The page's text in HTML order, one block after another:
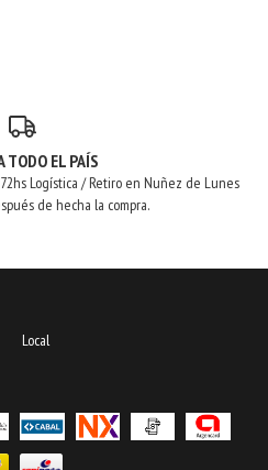
TODO EL PAÍS
Logística / Retiro en Nuñez de Lunes
de hecha la compra.
Local